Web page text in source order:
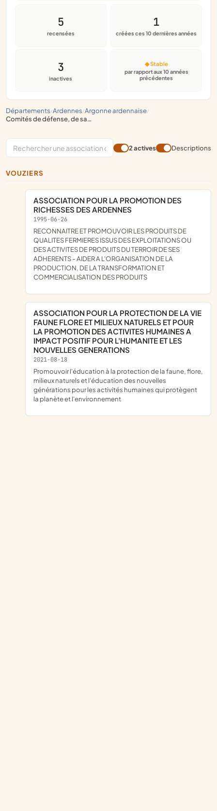
départements/ ardennes/ argonne ardennaise/
comités de défense, de sauvegarde
5
recensées
1
créées ces 10 dernières années
3
inactives
◆ Stable
par rapport aux 10 années
précédentes
2 actives Descriptions
VOUZIERS
ASSOCIATION POUR LA PROMOTION DES
RICHESSES DES ARDENNES
1995-06-26
RECONNAITRE ET PROMOUVOIR LES PRODUITS DE
QUALITES FERMIERES ISSUS DES EXPLOITATIONS OU
DES ACTIVITES DE PRODUITS DU TERROIR DE SES
ADHERENTS - AIDER A L'ORGANISATION DE LA
PRODUCTION, DE LA TRANSFORMATION ET
COMMERCIALISATION DES PRODUITS
ASSOCIATION POUR LA PROTECTION DE LA VIE
FAUNE FLORE ET MILIEUX NATURELS ET POUR
LA PROMOTION DES ACTIVITES HUMAINES A
IMPACT POSITIF POUR L'HUMANITE ET LES
NOUVELLES GENERATIONS
2021-08-18
promouvoir l'éducation à la protection de la faune, flore,
milieux naturels et l'éducation des nouvelles
générations pour les activités humaines qui protègent
la planète et l'environnement